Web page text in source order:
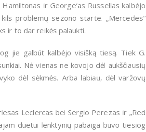
ir George‘as Russellas kalbėjo
problemų sezono starte. „Mercedes“
ir to dar reikės palaukti.
jie galbūt kalbėjo visišką tiesą. Tiek G.
Nė vienas ne kovojo dėl aukščiausių
dėl sėkmės. Arba labiau, dėl varžovų
Leclercas bei Sergio Perezas ir „Red
duetui lenktynių pabaiga buvo tiesiog